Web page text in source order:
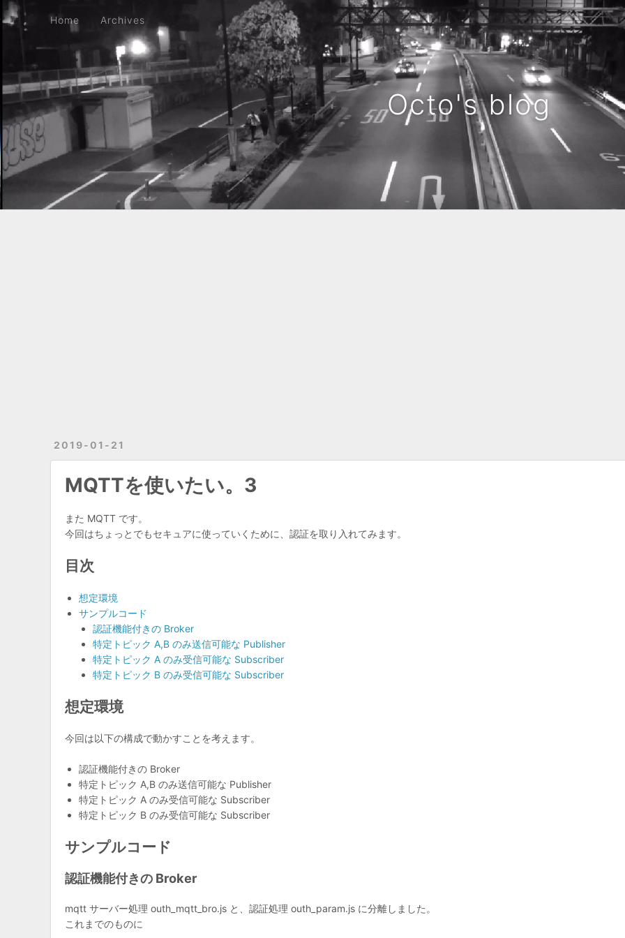
Octo's blog
Home Archives
2019-01-21
MQTTを使いたい。3
また MQTT です。
今回はちょっとでもセキュアに使っていくために、認証を取り入れてみます。
目次
想定環境
サンプルコード
認証機能付きの Broker
特定トピック A,B のみ送信可能な Publisher
特定トピック A のみ受信可能な Subscriber
特定トピック B のみ受信可能な Subscriber
想定環境
今回は以下の構成で動かすことを考えます。
認証機能付きの Broker
特定トピック A,B のみ送信可能な Publisher
特定トピック A のみ受信可能な Subscriber
特定トピック B のみ受信可能な Subscriber
サンプルコード
認証機能付きの Broker
mqtt サーバー処理 outh_mqtt_bro.js と、認証処理 outh_param.js に分離しました。
これまでのものに
Home